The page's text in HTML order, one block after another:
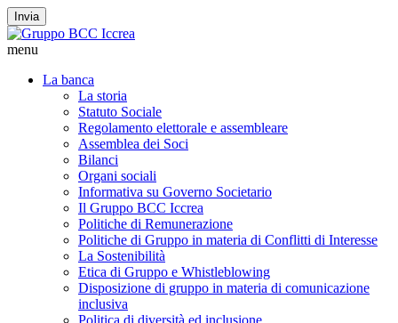
Invia
menu
La banca
La storia
Statuto Sociale
Regolamento elettorale e assembleare
Assemblea dei Soci
Bilanci
Organi sociali
Informativa su Governo Societario
Il Gruppo BCC Iccrea
Politiche di Remunerazione
Politiche di Gruppo in materia di Conflitti di Interesse
La Sostenibilità
Etica di Gruppo e Whistleblowing
Disposizione di gruppo in materia di comunicazione
inclusiva
Politica di diversità ed inclusione